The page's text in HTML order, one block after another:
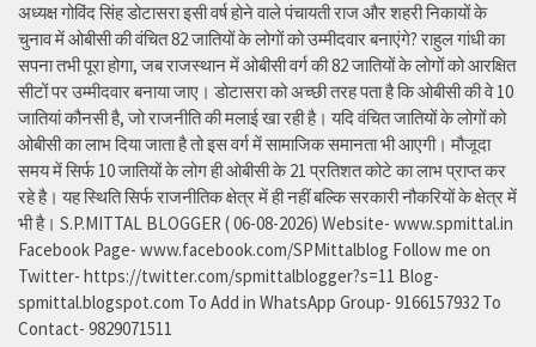
अध्यक्ष गोविंद सिंह डोटासरा इसी वर्ष होने वाले पंचायती राज और शहरी निकायों के
चुनाव में ओबीसी की वंचित 82 जातियों के लोगों को उम्मीदवार बनाएंगे? राहुल गांधी का
सपना तभी पूरा होगा, जब राजस्थान में ओबीसी वर्ग की 82 जातियों के लोगों को आरक्षित
सीटों पर उम्मीदवार बनाया जाए। डोटासरा को अच्छी तरह पता है कि ओबीसी की वे 10
जातियां कौनसी है, जो राजनीति की मलाई खा रही है। यदि वंचित जातियों के लोगों को
ओबीसी का लाभ दिया जाता है तो इस वर्ग में सामाजिक समानता भी आएगी। मौजूदा
समय में सिर्फ 10 जातियों के लोग ही ओबीसी के 21 प्रतिशत कोटे का लाभ प्राप्त कर
रहे है। यह स्थिति सिर्फ राजनीतिक क्षेत्र में ही नहीं बल्कि सरकारी नौकरियों के क्षेत्र में
भी है। S.P.MITTAL BLOGGER ( 06-08-2026) Website- www.spmittal.in
Facebook Page- www.facebook.com/SPMittalblog Follow me on
Twitter- https://twitter.com/spmittalblogger?s=11 Blog-
spmittal.blogspot.com To Add in WhatsApp Group- 9166157932 To
Contact- 9829071511